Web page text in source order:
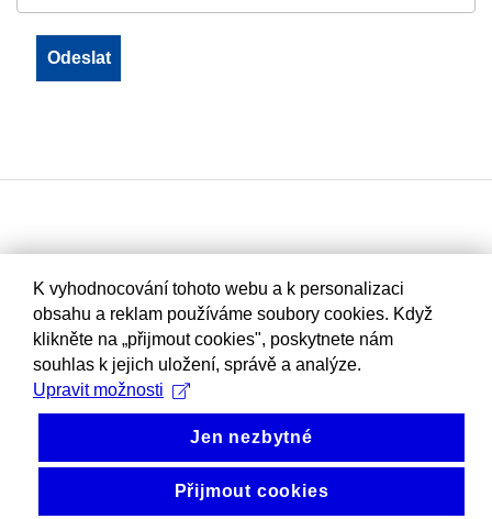
K vyhodnocování tohoto webu a k personalizaci
obsahu a reklam používáme soubory cookies. Když
klikněte na „přijmout cookies", poskytnete nám
souhlas k jejich uložení, správě a analýze.
Upravit možnosti
Jen nezbytné
Přijmout cookies